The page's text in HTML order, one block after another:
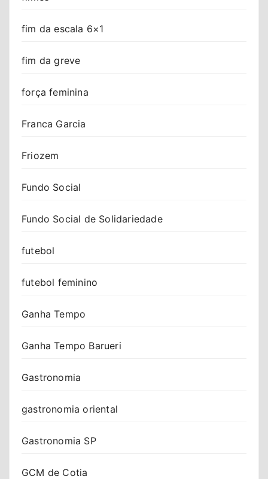
fim da escala 6×1
fim da greve
força feminina
Franca Garcia
Friozem
Fundo Social
Fundo Social de Solidariedade
futebol
futebol feminino
Ganha Tempo
Ganha Tempo Barueri
Gastronomia
gastronomia oriental
Gastronomia SP
GCM de Cotia